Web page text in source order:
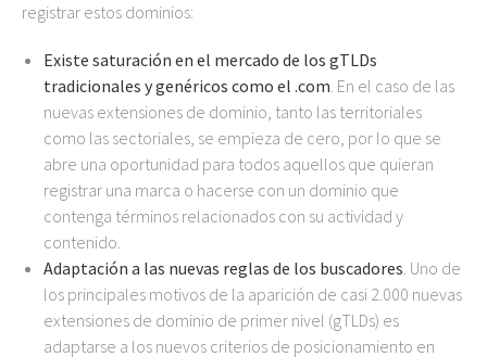
registrar estos dominios:
Existe saturación en el mercado de los gTLDs
tradicionales y genéricos como el .com. En el caso de las
nuevas extensiones de dominio, tanto las territoriales
como las sectoriales, se empieza de cero, por lo que se
abre una oportunidad para todos aquellos que quieran
registrar una marca o hacerse con un dominio que
contenga términos relacionados con su actividad y
contenido.
Adaptación a las nuevas reglas de los buscadores. Uno de
los principales motivos de la aparición de casi 2.000 nuevas
extensiones de dominio de primer nivel (gTLDs) es
adaptarse a los nuevos criterios de posicionamiento en